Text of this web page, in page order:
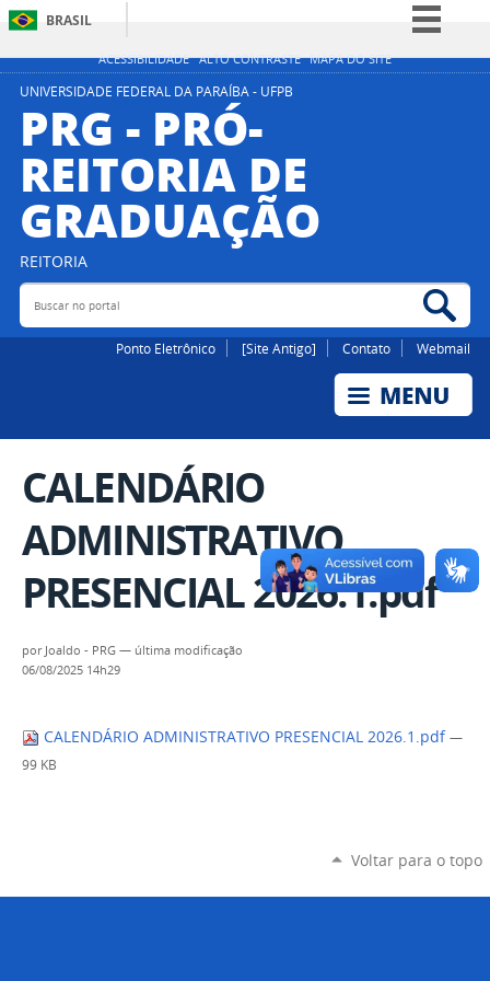
ACESSIBILIDADE ALTO CONTRASTE MAPA DO SITE
BRASIL
Simplifique!
Acesso à informação
UNIVERSIDADE FEDERAL DA PARAÍBA - UFPB
PRG - PRÓ-
REITORIA DE
GRADUAÇÃO
REITORIA
Buscar no portal
Ponto Eletrônico [Site Antigo] Contato Webmail
CALENDÁRIO
ADMINISTRATIVO
PRESENCIAL 2026.1.pdf
por Joaldo - PRG — última modificação
06/08/2025 14h29
CALENDÁRIO ADMINISTRATIVO PRESENCIAL 2026.1.pdf —
99 KB
Voltar para o topo